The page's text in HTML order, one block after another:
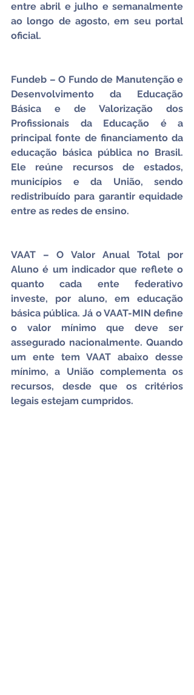
entre abril e julho e semanalmente
ao longo de agosto, em seu portal
oficial.
Fundeb – O Fundo de Manutenção e
Desenvolvimento da Educação
Básica e de Valorização dos
Profissionais da Educação é a
principal fonte de financiamento da
educação básica pública no Brasil.
Ele reúne recursos de estados,
municípios e da União, sendo
redistribuído para garantir equidade
entre as redes de ensino.
VAAT – O Valor Anual Total por
Aluno é um indicador que reflete o
quanto cada ente federativo
investe, por aluno, em educação
básica pública. Já o VAAT-MIN define
o valor mínimo que deve ser
assegurado nacionalmente. Quando
um ente tem VAAT abaixo desse
mínimo, a União complementa os
recursos, desde que os critérios
legais estejam cumpridos.